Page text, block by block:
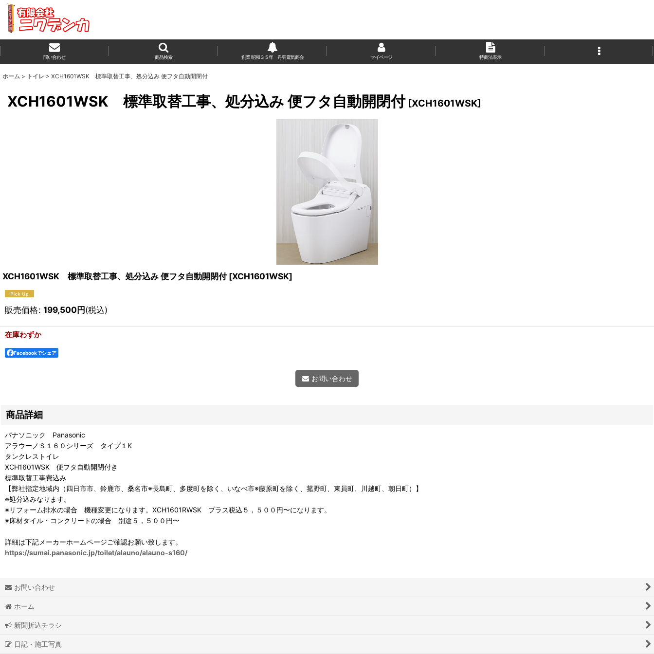
問い合わせ 商品検索 創業 昭和３５年 丹羽電気商会 マイページ 特商法表示
ホーム > トイレ > XCH1601WSK 標準取替工事、処分込み 便フタ自動開閉付
XCH1601WSK 標準取替工事、処分込み 便フタ自動開閉付 [XCH1601WSK]
XCH1601WSK 標準取替工事、処分込み 便フタ自動開閉付 [XCH1601WSK]
販売価格: 199,500円(税込)
在庫わずか
Facebookでシェア
お問い合わせ
商品詳細
パナソニック Panasonic
アラウーノＳ１６０シリーズ タイプ１K
タンクレストイレ
XCH1601WSK 便フタ自動開閉付き
標準取替工事費込み
【弊社指定地域内（四日市市、鈴鹿市、桑名市※長島町、多度町を除く、いなべ市※藤原町を除く、菰野町、東員町、川越町、朝日町）】
※処分込みなります。
※リフォーム排水の場合 機種変更になります。XCH1601RWSK プラス税込５，５００円〜になります。
※床材タイル・コンクリートの場合 別途５，５００円〜
詳細は下記メーカーホームページご確認お願い致します。
https://sumai.panasonic.jp/toilet/alauno/alauno-s160/
お問い合わせ
ホーム
新聞折込チラシ
日記・施工写真